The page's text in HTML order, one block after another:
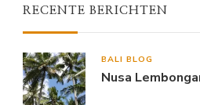
RECENTE BERICHTEN
BALI BLOG
Nusa